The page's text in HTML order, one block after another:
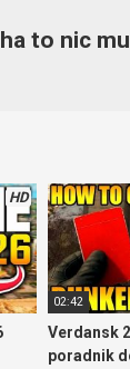
to nic
nawet w
śmierć, ta po
się bardzo,
HD
02:42
Verdansk
poradnik